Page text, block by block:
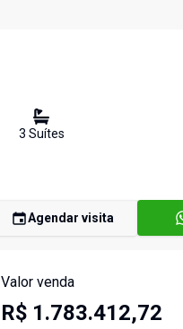
3 Suítes
Agendar visita
Valor venda
R$ 1.783.412,72